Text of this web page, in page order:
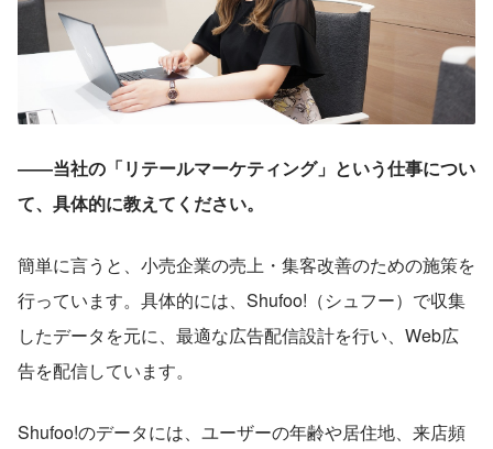
――当社の「リテールマーケティング」という仕事につい
て、具体的に教えてください。
簡単に言うと、小売企業の売上・集客改善のための施策を
行っています。具体的には、Shufoo!（シュフー）で収集
したデータを元に、最適な広告配信設計を行い、Web広
告を配信しています。
Shufoo!のデータには、ユーザーの年齢や居住地、来店頻